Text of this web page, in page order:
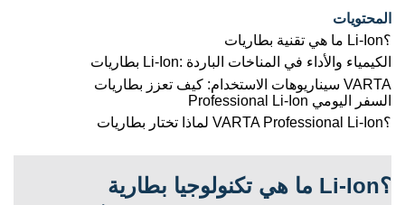
المحتويات
ما هي تقنية بطاريات Li-Ion؟
بطاريات Li-Ion: الكيمياء والأداء في المناخات الباردة
سيناريوهات الاستخدام: كيف تعزز بطاريات VARTA
Professional Li-Ion السفر اليومي
لماذا تختار بطاريات VARTA Professional Li-Ion؟
ما هي تكنولوجيا بطارية Li-Ion؟